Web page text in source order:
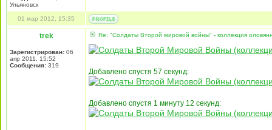
Ульяновск
01 мар 2012, 15:35
trek
Зарегистрирован: 06
апр 2011, 15:52
Сообщения: 319
Re: "Солдаты Второй мировой войны" - коллекция
Добавлено спустя 57 секунд:
Добавлено спустя 1 минуту 12 секунд: